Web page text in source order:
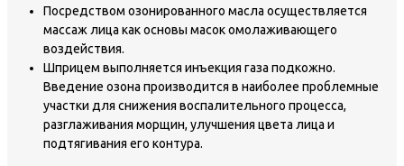
Посредством озонированного масла осуществляется
массаж лица как основы масок омолаживающего
воздействия.
Шприцем выполняется инъекция газа подкожно.
Введение озона производится в наиболее проблемные
участки для снижения воспалительного процесса,
разглаживания морщин, улучшения цвета лица и
подтягивания его контура.